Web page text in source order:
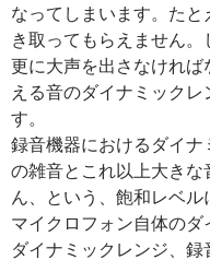
なってしまいます。た
き取ってもらえません
更に大声を出さなけれ
える音のダイナミック
す。
録音機器におけるダイ
の雑音とこれ以上大き
ん、という、飽和レベ
マイクロフォン自体の
ダイナミックレンジ、